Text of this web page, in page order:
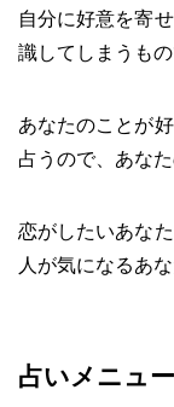
自分に好意を寄
識してしまうもの
あなたのことが
占うので、あな
恋がしたいあな
人が気になるあ
占いメニュー